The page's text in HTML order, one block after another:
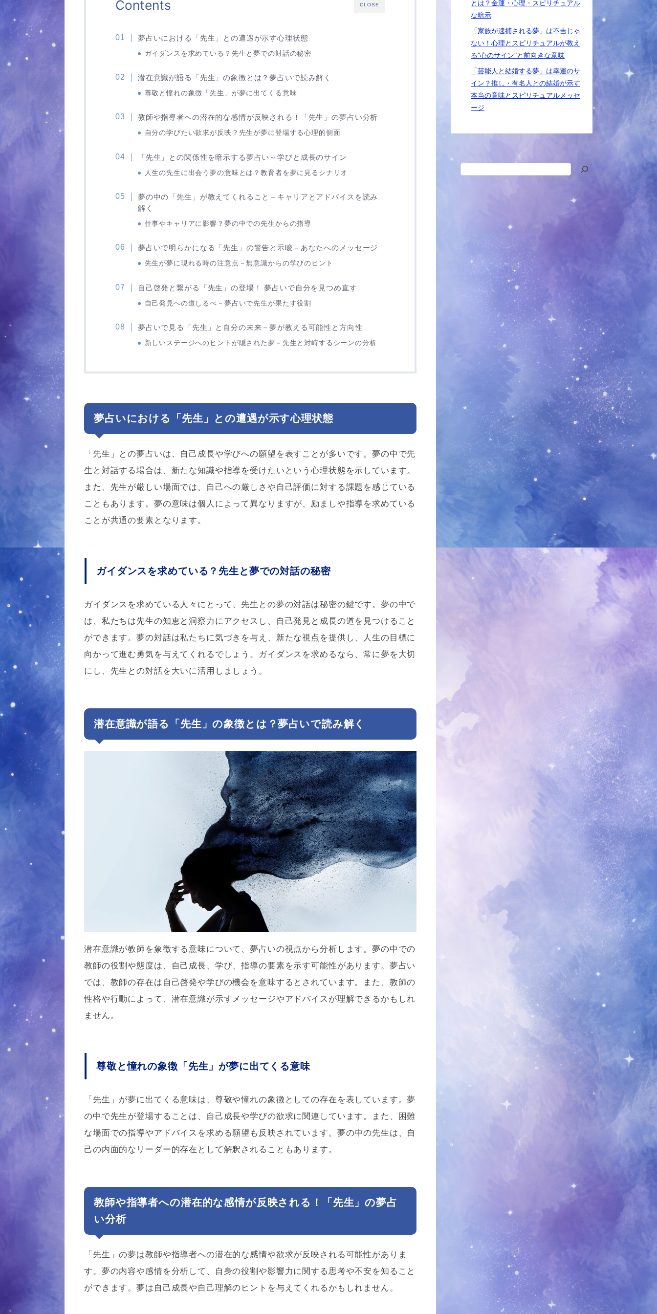
CLOSE
Contents
夢占いにおける「先生」との遭遇が示す心理状態
ガイダンスを求めている？先生と夢での対話の秘密
潜在意識が語る「先生」の象徴とは？夢占いで読み解く
尊敬と憧れの象徴「先生」が夢に出てくる意味
教師や指導者への潜在的な感情が反映される！「先生」の夢占い分析
自分の学びたい欲求が反映？先生が夢に登場する心理的側面
「先生」との関係性を暗示する夢占い～学びと成長のサイン
人生の先生に出会う夢の意味とは？教育者を夢に見るシナリオ
夢の中の「先生」が教えてくれること－キャリアとアドバイスを読み
解く
仕事やキャリアに影響？夢の中での先生からの指導
夢占いで明らかになる「先生」の警告と示唆－あなたへのメッセージ
先生が夢に現れる時の注意点－無意識からの学びのヒント
自己啓発と繋がる「先生」の登場！ 夢占いで自分を見つめ直す
自己発見への道しるべ－夢占いで先生が果たす役割
夢占いで見る「先生」と自分の未来－夢が教える可能性と方向性
新しいステージへのヒントが隠された夢－先生と対峙するシーンの分析
夢占いにおける「先生」との遭遇が示す心理状態
「先生」との夢占いは、自己成長や学びへの願望を表すことが多いです。夢の中で先
生と対話する場合は、新たな知識や指導を受けたいという心理状態を示しています。
また、先生が厳しい場面では、自己への厳しさや自己評価に対する課題を感じている
こともあります。夢の意味は個人によって異なりますが、励ましや指導を求めている
ことが共通の要素となります。
ガイダンスを求めている？先生と夢での対話の秘密
ガイダンスを求めている人々にとって、先生との夢の対話は秘密の鍵です。夢の中で
は、私たちは先生の知恵と洞察力にアクセスし、自己発見と成長の道を見つけること
ができます。夢の対話は私たちに気づきを与え、新たな視点を提供し、人生の目標に
向かって進む勇気を与えてくれるでしょう。ガイダンスを求めるなら、常に夢を大切
にし、先生との対話を大いに活用しましょう。
潜在意識が語る「先生」の象徴とは？夢占いで読み解く
潜在意識が教師を象徴する意味について、夢占いの視点から分析します。夢の中での
教師の役割や態度は、自己成長、学び、指導の要素を示す可能性があります。夢占い
では、教師の存在は自己啓発や学びの機会を意味するとされています。また、教師の
性格や行動によって、潜在意識が示すメッセージやアドバイスが理解できるかもしれ
ません。
尊敬と憧れの象徴「先生」が夢に出てくる意味
「先生」が夢に出てくる意味は、尊敬や憧れの象徴としての存在を表しています。夢
の中で先生が登場することは、自己成長や学びの欲求に関連しています。また、困難
な場面での指導やアドバイスを求める願望も反映されています。夢の中の先生は、自
己の内面的なリーダー的存在として解釈されることもあります。
教師や指導者への潜在的な感情が反映される！「先生」の夢占
い分析
「先生」の夢は教師や指導者への潜在的な感情や欲求が反映される可能性がありま
す。夢の内容や感情を分析して、自身の役割や影響力に関する思考や不安を知ること
ができます。夢は自己成長や自己理解のヒントを与えてくれるかもしれません。
とは？金運・心理・スピリチュアル
な暗示
「家族が逮捕される夢」は不吉じゃ
ない！心理とスピリチュアルが教え
る”心のサイン”と前向きな意味
「芸能人と結婚する夢」は幸運のサ
イン？推し・有名人との結婚が示す
本当の意味とスピリチュアルメッセ
ージ